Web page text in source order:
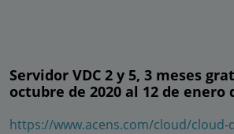
Servidor VDC 2 y 5, 3 meses
octubre de 2020 al 12 de enero
https://www.acens.com/cloud/